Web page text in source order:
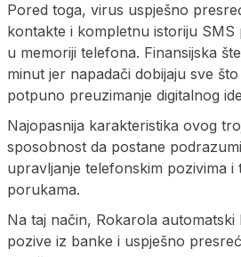
Pored toga, virus uspješno
kontakte i kompletnu istoriju SMS
u memoriji telefona. Finansijska
minut jer napadači dobijaju sve
potpuno preuzimanje digitalnog
Najopasnija karakteristika ovog
sposobnost da postane
upravljanje telefonskim pozivima i
porukama.
Na taj način, Rokarola
pozive iz banke i uspješno